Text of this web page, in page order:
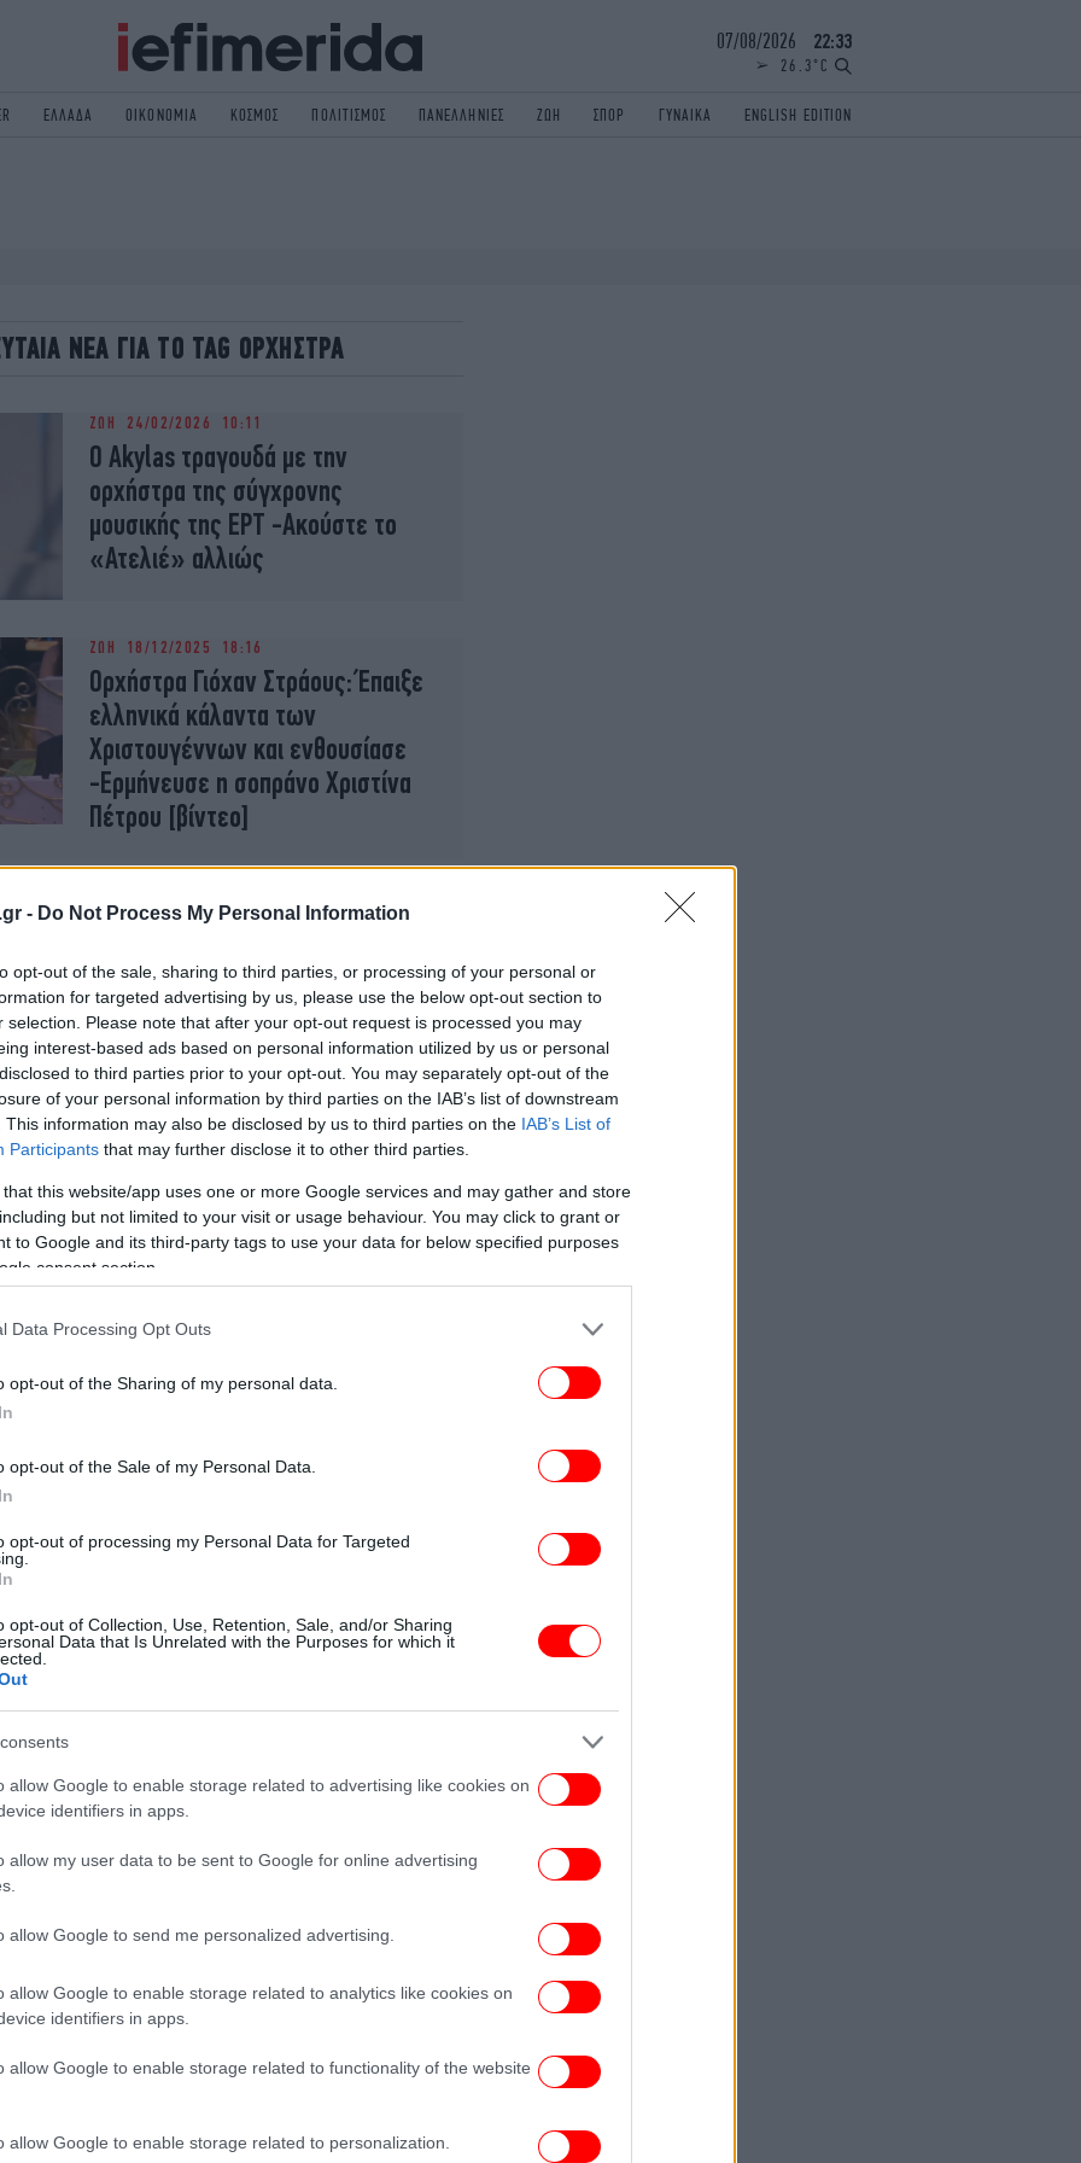
- Do Not Process My Personal Information
opt-out of the sale, sharing to third parties, or processing of your personal or
for targeted advertising by us, please use the below opt-out section to
selection. Please note that after your opt-out request is processed you may
interest-based ads based on personal information utilized by us or personal
to third parties prior to your opt-out. You may separately opt-out of the
of your personal information by third parties on the IAB’s list of downstream
This information may also be disclosed by us to third parties on the IAB’s List of
Participants that may further disclose it to other third parties.
that this website/app uses one or more Google services and may gather and store
but not limited to your visit or usage behaviour. You may click to grant or
to Google and its third-party tags to use your data for below specified purposes
consent section.
Data Processing Opt Outs
opt-out of the Sharing of my personal data.
opt-out of the Sale of my Personal Data.
opt-out of processing my Personal Data for Targeted
opt-out of Collection, Use, Retention, Sale, and/or Sharing
Data that Is Unrelated with the Purposes for which it
allow Google to enable storage related to advertising like cookies on
identifiers in apps.
allow my user data to be sent to Google for online advertising
allow Google to send me personalized advertising.
allow Google to enable storage related to analytics like cookies on
identifiers in apps.
allow Google to enable storage related to functionality of the website
allow Google to enable storage related to personalization.
07/08/2026 22:33
26.3°C
ΕΛΛΑΔΑ ΟΙΚΟΝΟΜΙΑ ΚΟΣΜΟΣ ΠΟΛΙΤΙΣΜΟΣ ΠΑΝΕΛΛΗΝΙΕΣ ΖΩΗ ΣΠΟΡ ΓΥΝΑΙΚΑ ENGLISH EDITION
PODCAST
ΝΕΑ ΓΙΑ ΤΟ TAG ΟΡΧΗΣΤΡΑ
ΖΩΗ 24/02/2026 10:11
Ο Akylas τραγουδά με την
ορχήστρα της σύγχρονης
μουσικής της ΕΡΤ -Ακούστε το
«Ατελιέ» αλλιώς
ΖΩΗ 18/12/2025 18:16
Ορχήστρα Γιόχαν Στράους: Έπαιξε
ελληνικά κάλαντα των
Χριστουγέννων και ενθουσίασε
-Ερμήνευσε η σοπράνο Χριστίνα
Πέτρου [βίντεο]
ΠΟΛΙΤΙΣΜΟΣ 29/10/2025 06:45
όλοι από τη Δευτέρα, διαρκώς
-Αμαρτία, techno, όπερα, πίστη,
ένα αριστούργημα
STORIES 24/09/2025 22:35
Η σπαρακτική ιστορία της
Γυναικείας Ορχήστρας του
Άουσβιτς - Όταν ο Μπετόβεν
αντήχησε δίπλα στα κρεματόρια
Μια ιδιαίτερη στιγμή στο
Καρυτινός, μόνος, παρακολουθεί
Μια βραδιά γεμάτη «Φως» και
συγκίνηση στην Παιανία, με την
Αρχιεπισκοπής Αθηνών
STORIES
ορχήστρας -Ο Διονύσης
νέα γενιά της κλασικής μουσικής
ΠΟΛΙΤΙΣΜΟΣ 19/03/2025 13:45
Η σπάνια περίπτωση της
εξηγεί πώς κατέκτησε τα διεθνή